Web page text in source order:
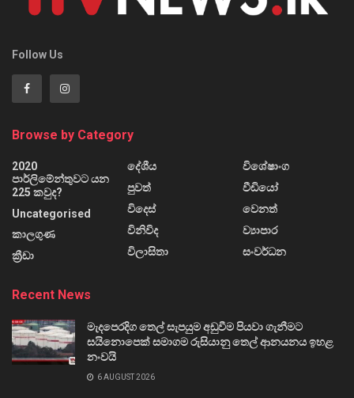
Follow Us
Browse by Category
2020
පාර්ලිමේන්තුවට යන
225 කවුද?
Uncategorised
කාලගුණ
ක්‍රීඩා
දේශීය
පුවත්
විදෙස්
විනිවිද
විලාසිතා
විශේෂාංග
වීඩියෝ
වෙනත්
ව්‍යාපාර
සංවර්ධන
Recent News
මැදපෙරදිග තෙල් සැපයුම අඩුවීම පියවා ගැනීමට
සයිනොපෙක් සමාගම රුසියානු තෙල් ආනයනය ඉහළ
නංවයි
6 AUGUST 2026